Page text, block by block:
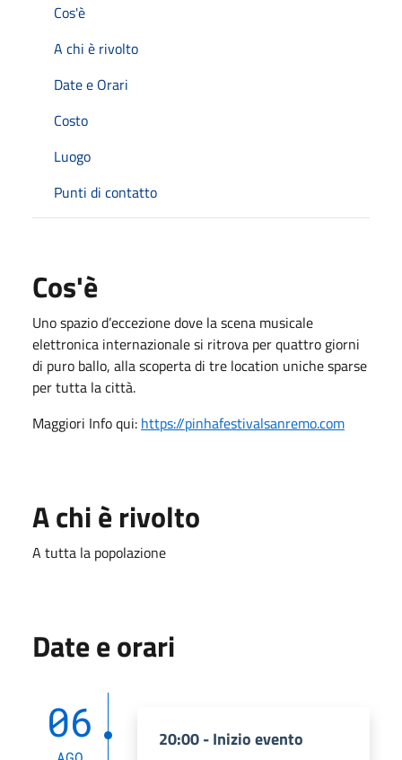
Cos'è
A chi è rivolto
Date e Orari
Costo
Luogo
Punti di contatto
Cos'è
Uno spazio d’eccezione dove la scena musicale
elettronica internazionale si ritrova per quattro giorni
di puro ballo, alla scoperta di tre location uniche sparse
per tutta la città.
Maggiori Info qui: https://pinhafestivalsanremo.com
A chi è rivolto
A tutta la popolazione
Date e orari
06 20:00 - Inizio evento